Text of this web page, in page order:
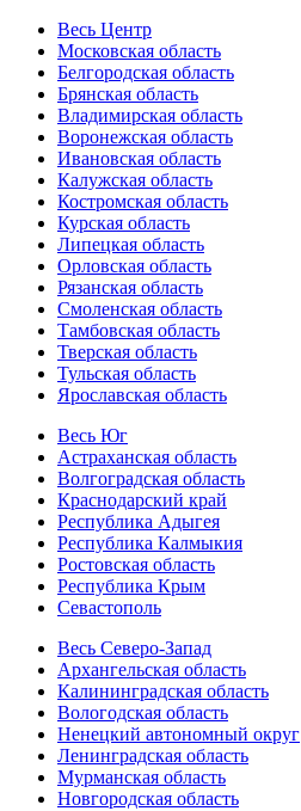
Весь Центр
Московская область
Белгородская область
Брянская область
Владимирская область
Воронежская область
Ивановская область
Калужская область
Костромская область
Курская область
Липецкая область
Орловская область
Рязанская область
Смоленская область
Тамбовская область
Тверская область
Тульская область
Ярославская область
Весь Юг
Астраханская область
Волгоградская область
Краснодарский край
Республика Адыгея
Республика Калмыкия
Ростовская область
Республика Крым
Севастополь
Весь Северо-Запад
Архангельская область
Калининградская область
Вологодская область
Ненецкий автономный округ
Ленинградская область
Мурманская область
Новгородская область